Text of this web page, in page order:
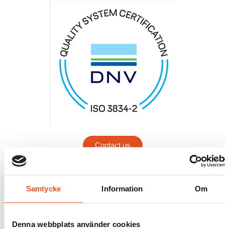
Samtycke Information Om
Denna webbplats använder cookies
Contact us